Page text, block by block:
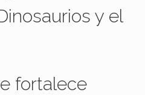
y el
fortalece